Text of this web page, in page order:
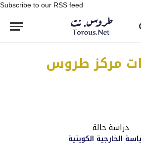
Subscribe to our RSS feed
مركز طروس
دراسة حالة
الخارجية الكويتية